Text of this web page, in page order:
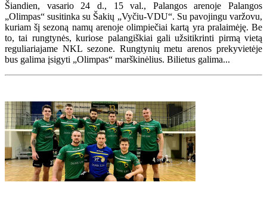
Šiandien, vasario 24 d., 15 val., Palangos arenoje Palangos
„Olimpas“ susitinka su Šakių „Vyčiu-VDU“. Su pavojingu varžovu,
kuriam šį sezoną namų arenoje olimpiečiai kartą yra pralaimėję. Be
to, tai rungtynės, kuriose palangiškiai gali užsitikrinti pirmą vietą
reguliariajame NKL sezone. Rungtynių metu arenos prekyvietėje
bus galima įsigyti „Olimpas“ marškinėlius. Bilietus galima...